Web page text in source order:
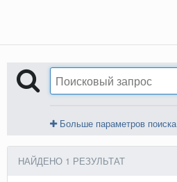
Больше параметров поиска
НАЙДЕНО 1 РЕЗУЛЬТАТ